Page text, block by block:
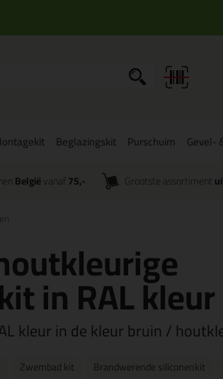
Beglazingskit Purschuim Gevel-
Belgiëvanaf 75,- Grootste assortiment
in RAL kleur
kleur in de kleur bruin /
Zwembad kit Brandwerende siliconenkit